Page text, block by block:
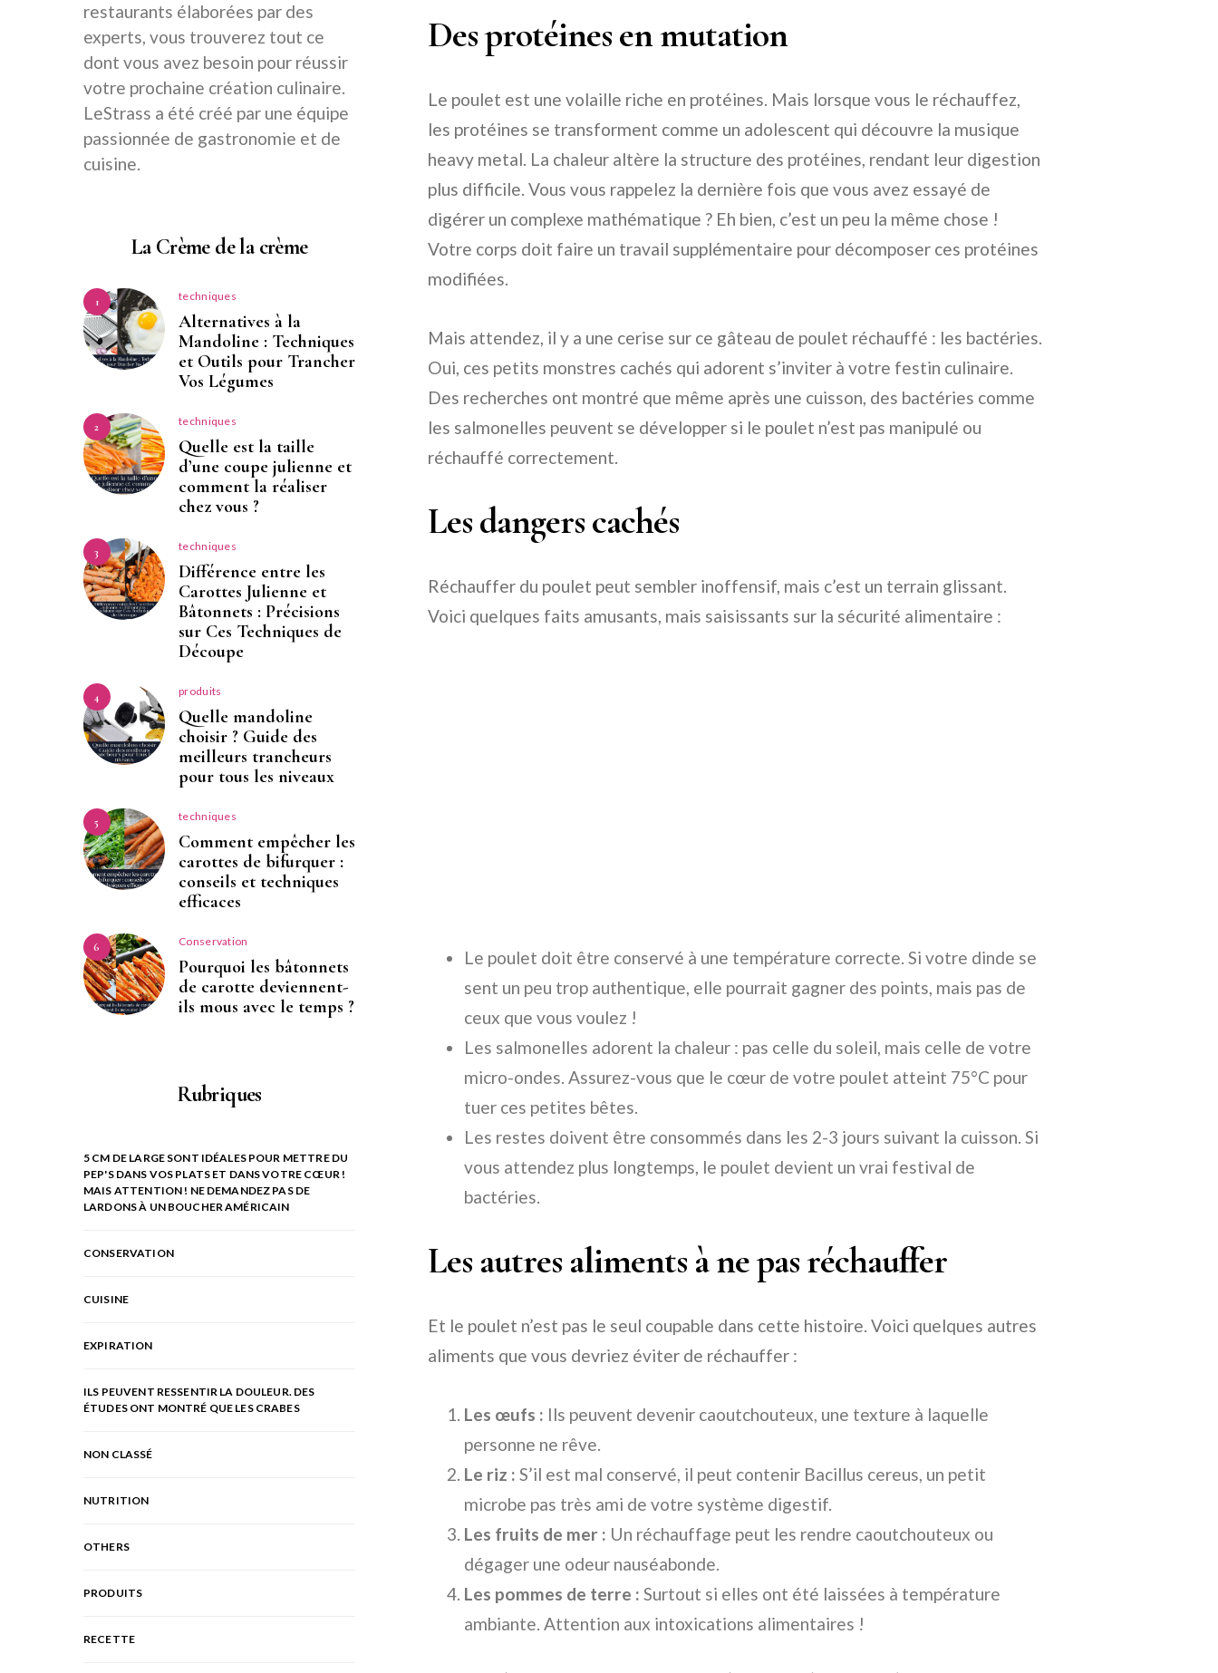
Des protéines en mutation
Le poulet est une volaille riche en protéines. Mais lorsque vous le réchauffez,
les protéines se transforment comme un adolescent qui découvre la musique
heavy metal. La chaleur altère la structure des protéines, rendant leur digestion
plus difficile. Vous vous rappelez la dernière fois que vous avez essayé de
digérer un complexe mathématique ? Eh bien, c’est un peu la même chose !
Votre corps doit faire un travail supplémentaire pour décomposer ces protéines
modifiées.
Mais attendez, il y a une cerise sur ce gâteau de poulet réchauffé : les bactéries.
Oui, ces petits monstres cachés qui adorent s’inviter à votre festin culinaire.
Des recherches ont montré que même après une cuisson, des bactéries comme
les salmonelles peuvent se développer si le poulet n’est pas manipulé ou
réchauffé correctement.
Les dangers cachés
Réchauffer du poulet peut sembler inoffensif, mais c’est un terrain glissant.
Voici quelques faits amusants, mais saisissants sur la sécurité alimentaire :
Le poulet doit être conservé à une température correcte. Si votre dinde se
sent un peu trop authentique, elle pourrait gagner des points, mais pas de
ceux que vous voulez !
Les salmonelles adorent la chaleur : pas celle du soleil, mais celle de votre
micro-ondes. Assurez-vous que le cœur de votre poulet atteint 75°C pour
tuer ces petites bêtes.
Les restes doivent être consommés dans les 2-3 jours suivant la cuisson. Si
vous attendez plus longtemps, le poulet devient un vrai festival de
bactéries.
Les autres aliments à ne pas réchauffer
Et le poulet n’est pas le seul coupable dans cette histoire. Voici quelques autres
aliments que vous devriez éviter de réchauffer :
Les œufs : Ils peuvent devenir caoutchouteux, une texture à laquelle
personne ne rêve.
Le riz : S’il est mal conservé, il peut contenir Bacillus cereus, un petit
microbe pas très ami de votre système digestif.
Les fruits de mer : Un réchauffage peut les rendre caoutchouteux ou
dégager une odeur nauséabonde.
Les pommes de terre : Surtout si elles ont été laissées à température
ambiante. Attention aux intoxications alimentaires !
restaurants élaborées par des
experts, vous trouverez tout ce
dont vous avez besoin pour réussir
votre prochaine création culinaire.
LeStrass a été créé par une équipe
passionnée de gastronomie et de
cuisine.
La Crème de la crème
1 techniques
Alternatives à la
Mandoline : Techniques
et Outils pour Trancher
Vos Légumes
2 techniques
Quelle est la taille
d’une coupe julienne et
comment la réaliser
chez vous ?
3 techniques
Différence entre les
Carottes Julienne et
Bâtonnets : Précisions
sur Ces Techniques de
Découpe
4 produits
Quelle mandoline
choisir ? Guide des
meilleurs trancheurs
pour tous les niveaux
5 techniques
Comment empêcher les
carottes de bifurquer :
conseils et techniques
efficaces
6 Conservation
Pourquoi les bâtonnets
de carotte deviennent-
ils mous avec le temps ?
Rubriques
5 CM DE LARGE SONT IDÉALES POUR METTRE DU
PEP'S DANS VOS PLATS ET DANS VOTRE CŒUR !
MAIS ATTENTION ! NE DEMANDEZ PAS DE
LARDONS À UN BOUCHER AMÉRICAIN
CONSERVATION
CUISINE
EXPIRATION
ILS PEUVENT RESSENTIR LA DOULEUR. DES
ÉTUDES ONT MONTRÉ QUE LES CRABES
NON CLASSÉ
NUTRITION
OTHERS
PRODUITS
RECETTE